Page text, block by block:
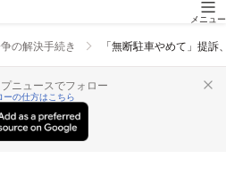
メニュー
の解決手続き 「無断駐車やめて」提
ニュースでフォロー
ーの仕方はこちら